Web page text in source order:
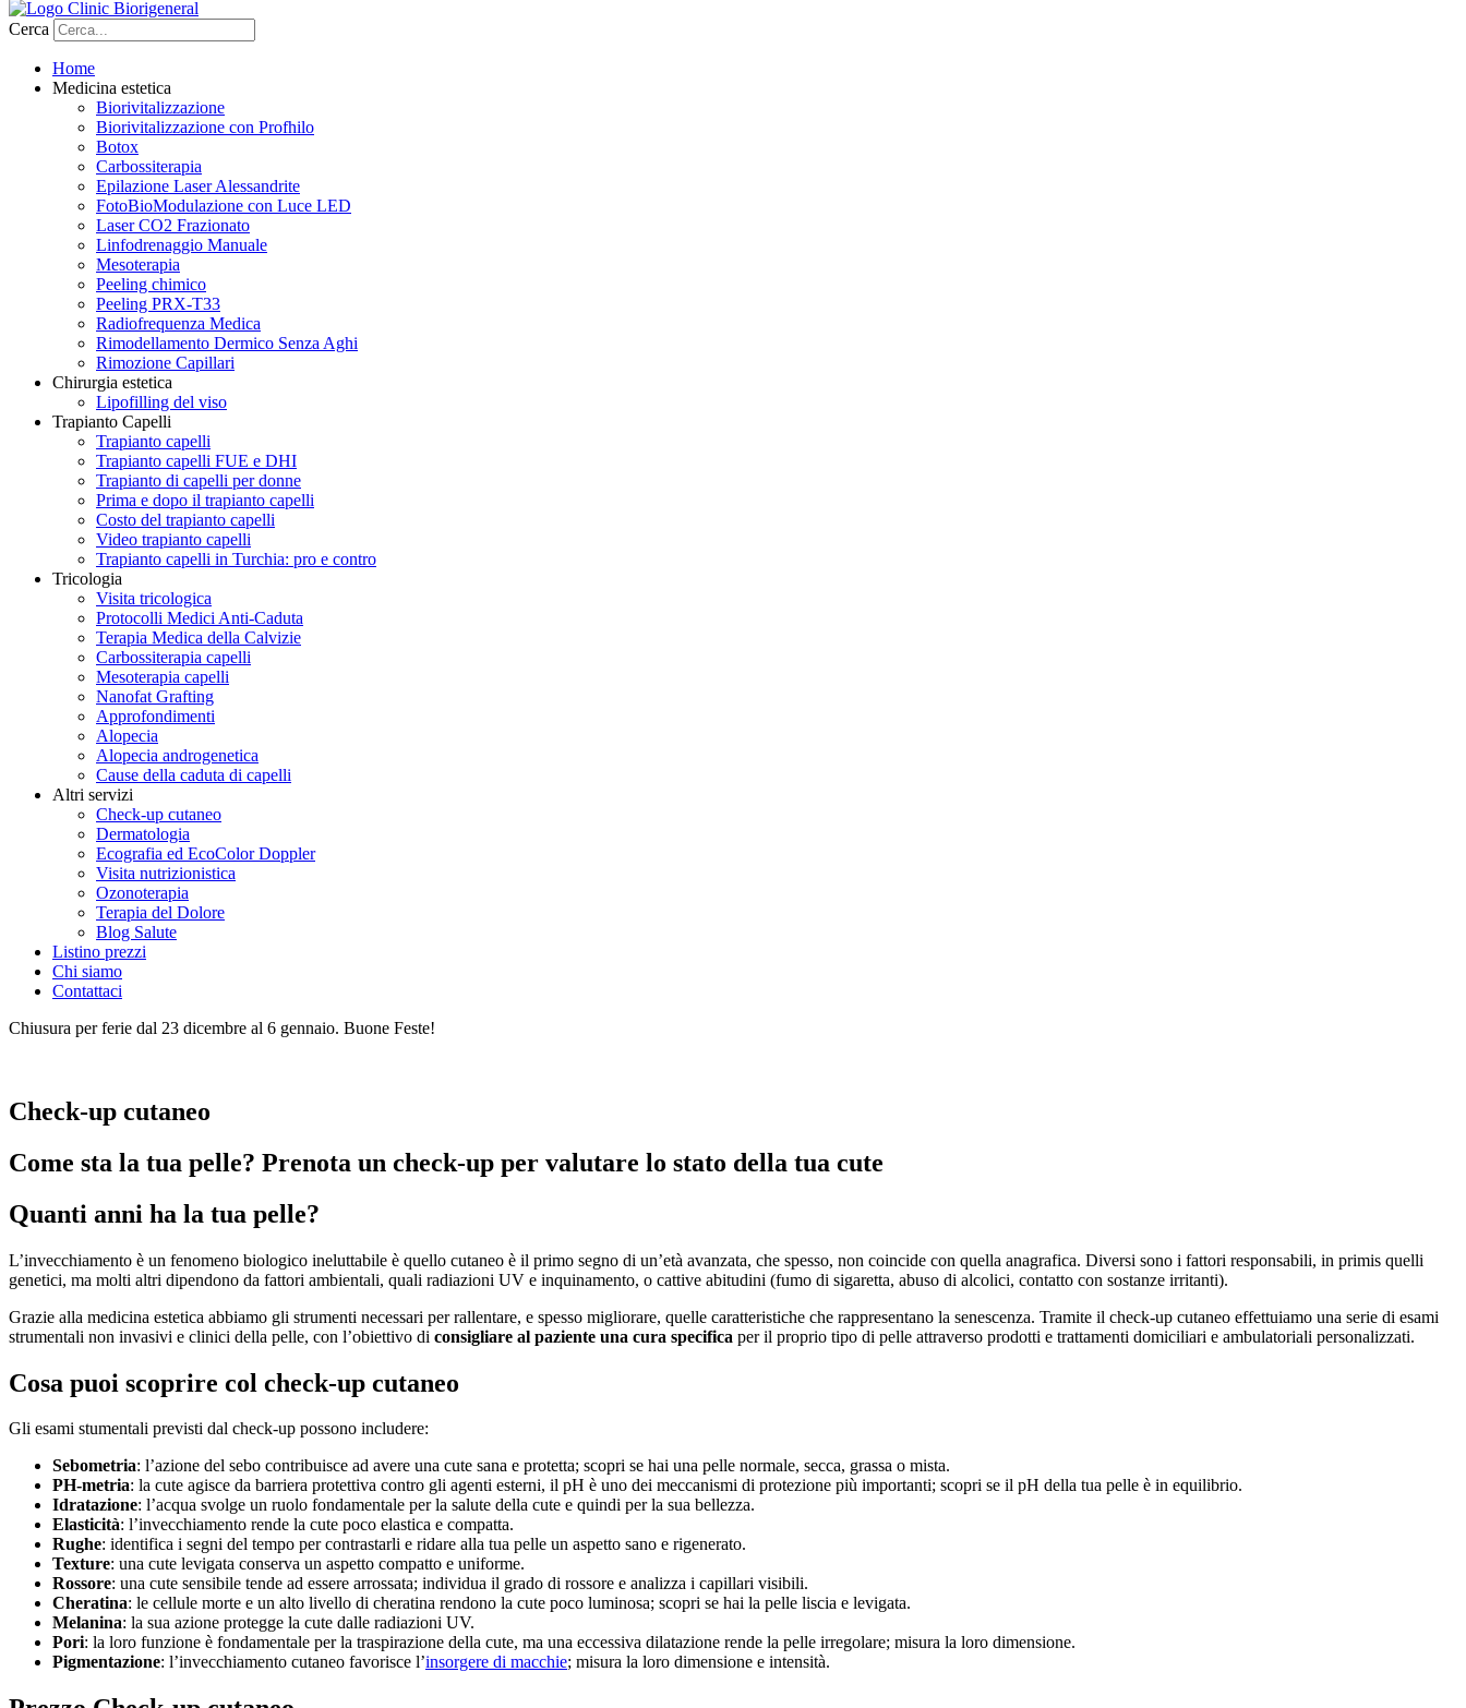
Cerca
Home
Medicina estetica
Biorivitalizzazione
Biorivitalizzazione con Profhilo
Botox
Carbossiterapia
Epilazione Laser Alessandrite
FotoBioModulazione con Luce LED
Laser CO2 Frazionato
Linfodrenaggio Manuale
Mesoterapia
Peeling chimico
Peeling PRX-T33
Radiofrequenza Medica
Rimodellamento Dermico Senza Aghi
Rimozione Capillari
Chirurgia estetica
Lipofilling del viso
Trapianto Capelli
Trapianto capelli
Trapianto capelli FUE e DHI
Trapianto di capelli per donne
Prima e dopo il trapianto capelli
Costo del trapianto capelli
Video trapianto capelli
Trapianto capelli in Turchia: pro e contro
Tricologia
Visita tricologica
Protocolli Medici Anti-Caduta
Terapia Medica della Calvizie
Carbossiterapia capelli
Mesoterapia capelli
Nanofat Grafting
Approfondimenti
Alopecia
Alopecia androgenetica
Cause della caduta di capelli
Altri servizi
Check-up cutaneo
Dermatologia
Ecografia ed EcoColor Doppler
Visita nutrizionistica
Ozonoterapia
Terapia del Dolore
Blog Salute
Listino prezzi
Chi siamo
Contattaci
Chiusura per ferie dal 23 dicembre al 6 gennaio. Buone Feste!
Check-up cutaneo
Come sta la tua pelle? Prenota un check-up per valutare lo stato della tua cute
Quanti anni ha la tua pelle?
L’invecchiamento è un fenomeno biologico ineluttabile è quello cutaneo è il primo segno di un’età avanzata, che spesso, non coincide con quella anagrafica. Diversi sono i fattori responsabili, in primis quelli
genetici, ma molti altri dipendono da fattori ambientali, quali radiazioni UV e inquinamento, o cattive abitudini (fumo di sigaretta, abuso di alcolici, contatto con sostanze irritanti).
Grazie alla medicina estetica abbiamo gli strumenti necessari per rallentare, e spesso migliorare, quelle caratteristiche che rappresentano la senescenza. Tramite il check-up cutaneo effettuiamo una serie di esami
strumentali non invasivi e clinici della pelle, con l’obiettivo di consigliare al paziente una cura specifica per il proprio tipo di pelle attraverso prodotti e trattamenti domiciliari e ambulatoriali personalizzati.
Cosa puoi scoprire col check-up cutaneo
Gli esami stumentali previsti dal check-up possono includere:
Sebometria: l’azione del sebo contribuisce ad avere una cute sana e protetta; scopri se hai una pelle normale, secca, grassa o mista.
PH-metria: la cute agisce da barriera protettiva contro gli agenti esterni, il pH è uno dei meccanismi di protezione più importanti; scopri se il pH della tua pelle è in equilibrio.
Idratazione: l’acqua svolge un ruolo fondamentale per la salute della cute e quindi per la sua bellezza.
Elasticità: l’invecchiamento rende la cute poco elastica e compatta.
Rughe: identifica i segni del tempo per contrastarli e ridare alla tua pelle un aspetto sano e rigenerato.
Texture: una cute levigata conserva un aspetto compatto e uniforme.
Rossore: una cute sensibile tende ad essere arrossata; individua il grado di rossore e analizza i capillari visibili.
Cheratina: le cellule morte e un alto livello di cheratina rendono la cute poco luminosa; scopri se hai la pelle liscia e levigata.
Melanina: la sua azione protegge la cute dalle radiazioni UV.
Pori: la loro funzione è fondamentale per la traspirazione della cute, ma una eccessiva dilatazione rende la pelle irregolare; misura la loro dimensione.
Pigmentazione: l’invecchiamento cutaneo favorisce l’insorgere di macchie; misura la loro dimensione e intensità.